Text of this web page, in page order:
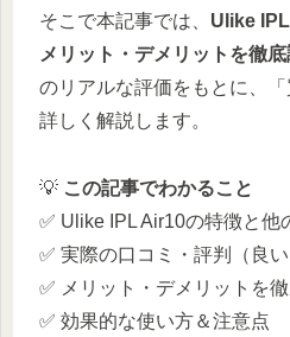
そこで本記事では、 Ulike
メリット・デメリットを徹底
のリアルな評価をもとに、
詳しく解説します。
💡 この記事でわかること
✅ Ulike IPL Air10の特徴と他
✅ 実際の口コミ・評判（良
✅ メリット・デメリットを徹
✅ 効果的な使い方＆注意点